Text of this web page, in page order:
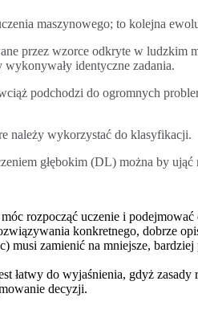
maszynowego; to kolejna
przez wzorce odkryte w
wykonywały identyczne zadania.
podchodzi do ogromnych
należy wykorzystać do klasyfikacji.
głębokim (DL) można by ująć
rozpocząć uczenie i podejmować
konkretnego, dobrze
musi zamienić na mniejsze,
łatwy do wyjaśnienia, gdyż
decyzji.